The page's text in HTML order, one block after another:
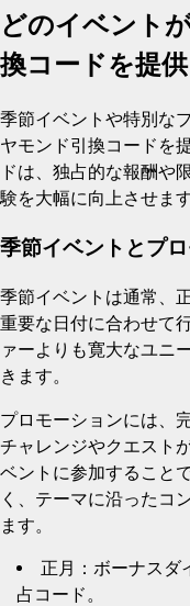
どのイベント
換コードを提
季節イベントや特別な
ヤモンド引換コードを
ドは、独占的な報酬や
験を大幅に向上させます
季節イベントとプ
季節イベントは通常、
重要な日付に合わせて
ァーよりも寛大なユニ
きます。
プロモーションには、
チャレンジやクエスト
ベントに参加すること
く、テーマに沿ったコ
ます。
正月：ボーナスダ
占コード。